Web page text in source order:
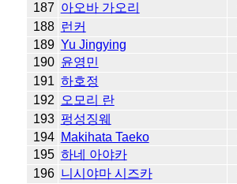
187 아오바 가오리
188 런커
189 Yu Jingying
190 윤영민
191 하호정
192
오모리 란
193 펑성징웨
194 Makihata Taeko
195 하네 아야카
196 니시야마 시즈카